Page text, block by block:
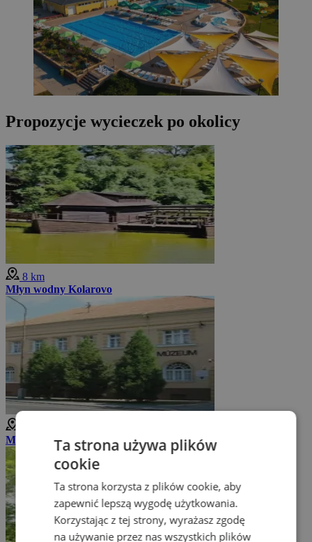
Propozycje wycieczek po okolicy
8 km
Młyn wodny Kolarovo
Muzeum Jana Thaina
Ta strona używa plików
cookie
Ta strona korzysta z plików cookie, aby
zapewnić lepszą wygodę użytkowania.
Korzystając z tej strony, wyrażasz zgodę
na używanie przez nas wszystkich plików